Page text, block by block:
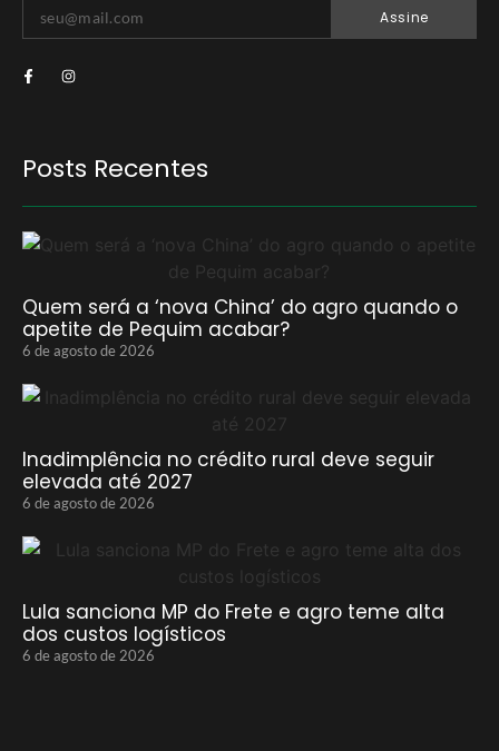
Assine
Posts Recentes
Quem será a ‘nova China’ do agro quando o
apetite de Pequim acabar?
6 de agosto de 2026
Inadimplência no crédito rural deve seguir
elevada até 2027
6 de agosto de 2026
Lula sanciona MP do Frete e agro teme alta
dos custos logísticos
6 de agosto de 2026